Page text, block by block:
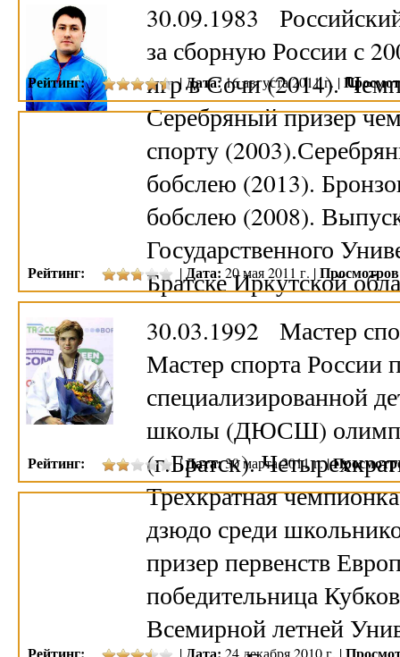
30.09.1983
за сборную России с
игр в Сочи (2014).
Серебряный призер
спорту
бобслею (2013).
бобслею (2008).
Государственного
Братске Иркутской
30.03.1992 Мастер
Мастер спорта России
специализированной
школы (ДЮСШ)
(г.Братск).
Трехкратная
дзюдо среди
призер первенств
победительница
Всемирной летней
Рейтинг: |Дата:16 августа 2011 г. |
Рейтинг: |Дата: 20 мая 2011 г. |
Рейтинг: |Дата:30 марта 2011 г. |
| 24 декабря 2010 г. |